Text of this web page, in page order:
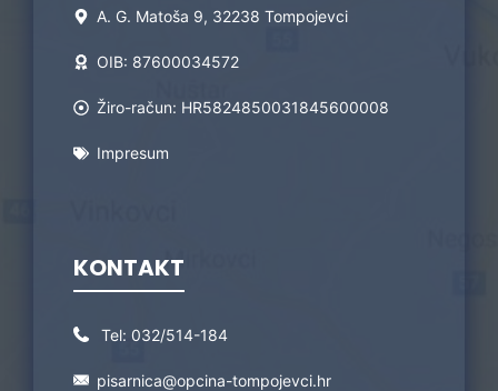
A. G. Matoša 9, 32238 Tompojevci
OIB: 87600034572
Žiro-račun: HR5824850031845600008
Impresum
KONTAKT
Tel: 032/514-184
pisarnica@opcina-tompojevci.hr